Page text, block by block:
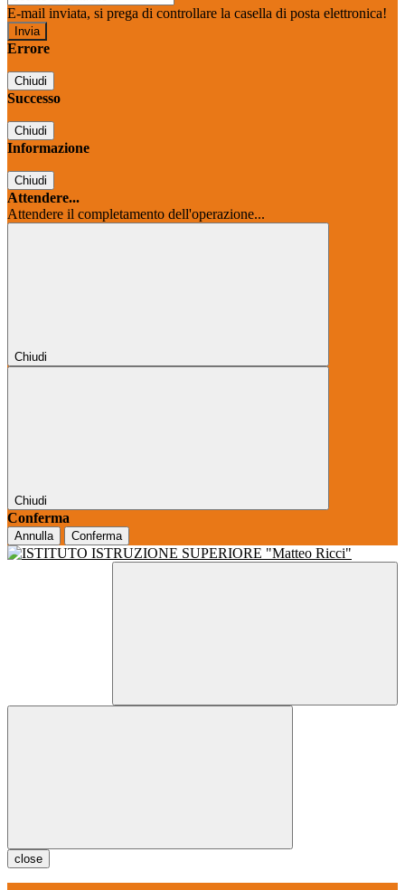
E-mail inviata, si prega di controllare la casella di posta elettronica!
Errore
Chiudi
Successo
Chiudi
Informazione
Chiudi
Attendere...
Attendere il completamento dell'operazione...
Chiudi
Chiudi
Conferma
Annulla Conferma
close